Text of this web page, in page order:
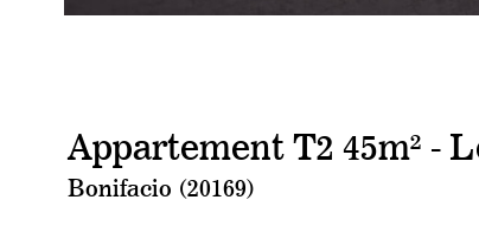
Appartement T2 45m² -
Bonifacio (20169)